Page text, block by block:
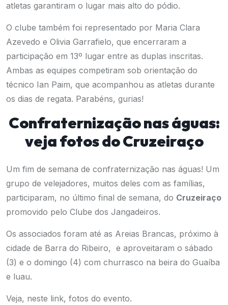
atletas garantiram o lugar mais alto do pódio.
O clube também foi representado por Maria Clara
Azevedo e Olivia Garrafielo, que encerraram a
participação em 13º lugar entre as duplas inscritas.
Ambas as equipes competiram sob orientação do
técnico Ian Paim, que acompanhou as atletas durante
os dias de regata. Parabéns, gurias!
Confraternização nas águas:
veja fotos do Cruzeiraço
Um fim de semana de confraternização nas águas! Um
grupo de velejadores, muitos deles com as famílias,
participaram, no último final de semana, do Cruzeiraço
promovido pelo Clube dos Jangadeiros.
Os associados foram até as Areias Brancas, próximo à
cidade de Barra do Ribeiro, e aproveitaram o sábado
(3) e o domingo (4) com churrasco na beira do Guaíba
e luau.
Veja, neste link, fotos do evento.